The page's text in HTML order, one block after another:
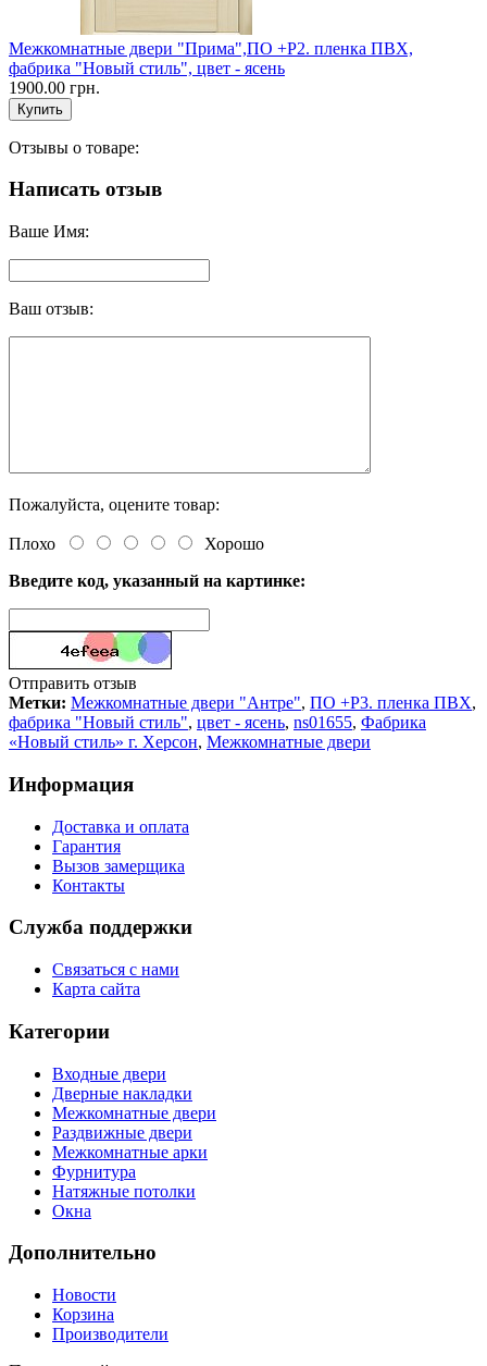
Межкомнатные двери "Прима",ПО +Р2. пленка ПВХ,
фабрика "Новый стиль", цвет - ясень
1900.00 грн.
Отзывы о товаре:
Написать отзыв
Ваше Имя:
Ваш отзыв:
Пожалуйста, оцените товар:
Плохо
Хорошо
Введите код, указанный на картинке:
Отправить отзыв
Метки: Межкомнатные двери "Антре", ПО +Р3. пленка ПВХ,
фабрика "Новый стиль", цвет - ясень, ns01655, Фабрика
«Новый стиль» г. Херсон, Межкомнатные двери
Информация
Доставка и оплата
Гарантия
Вызов замерщика
Контакты
Служба поддержки
Связаться с нами
Карта сайта
Категории
Входные двери
Дверные накладки
Межкомнатные двери
Раздвижные двери
Межкомнатные арки
Фурнитура
Натяжные потолки
Окна
Дополнительно
Новости
Корзина
Производители